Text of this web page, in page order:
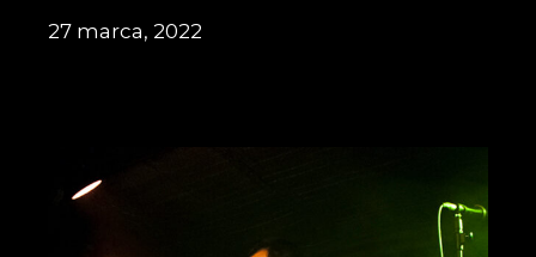
27 marca, 2022